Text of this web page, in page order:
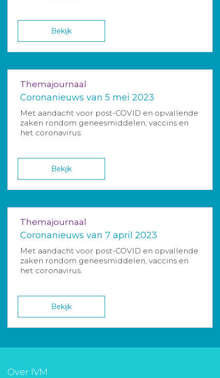
Bekijk
Themajournaal
Coronanieuws van 5 mei 2023
Met aandacht voor post-COVID en opvallende
zaken rondom geneesmiddelen, vaccins en
het coronavirus.
Bekijk
Themajournaal
Coronanieuws van 7 april 2023
Met aandacht voor post-COVID en opvallende
zaken rondom geneesmiddelen, vaccins en
het coronavirus.
Bekijk
Over IVM